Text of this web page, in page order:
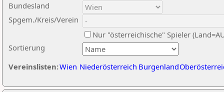
Sortierung
Bundesland
Spgem./Kreis/Verein
Nur "österreichische" Spieler
Vereinslisten:Wien Niederösterreich Burgenland